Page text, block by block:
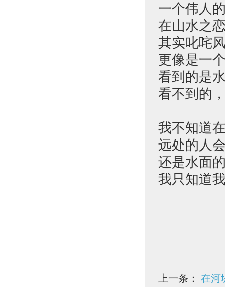
一个伟人
在山水之
其实叱咤
更像是一
看到的是
看不到的
我不知道
远处的人
还是水面
我只知道
上一条： 在河